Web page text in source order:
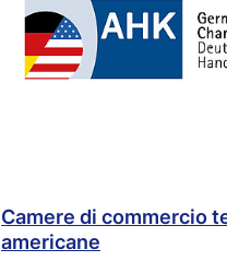
Camere di commercio
americane